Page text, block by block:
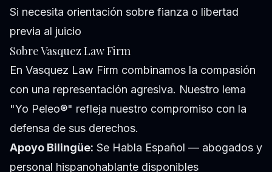
Si necesita orientación sobre fianza o libertad
previa al juicio
Sobre Vasquez Law Firm
En Vasquez Law Firm combinamos la compasión
con una representación agresiva. Nuestro lema
"Yo Peleo®" refleja nuestro compromiso con la
defensa de sus derechos.
Apoyo Bilingüe: Se Habla Español — abogados y
personal hispanohablante disponibles